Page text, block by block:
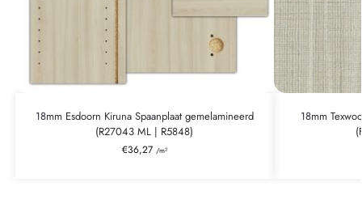
18mm Esdoorn Kiruna Spaanplaat gemelamineerd
(R27043 ML | R5848)
€36,27 /m²
18mm